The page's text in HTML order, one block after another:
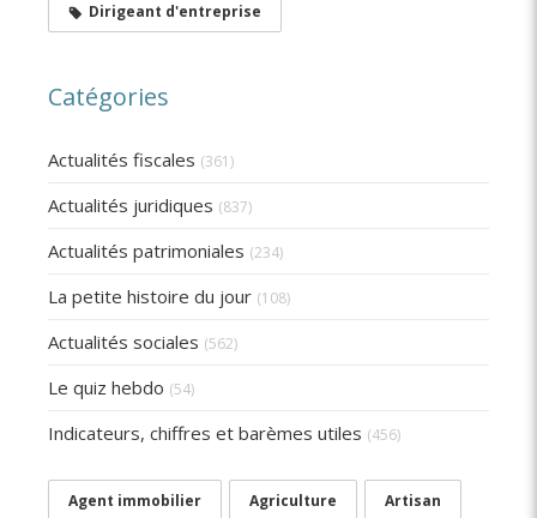
Dirigeant d'entreprise
Catégories
Actualités fiscales (361)
Actualités juridiques (837)
Actualités patrimoniales (234)
La petite histoire du jour (108)
Actualités sociales (562)
Le quiz hebdo (54)
Indicateurs, chiffres et barèmes utiles (456)
Agent immobilier Agriculture Artisan